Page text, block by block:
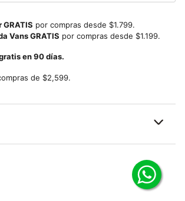
por compras desde $1.799.
Retiro en Tienda Vans GRATIS por compras desde $1.199.
en 90 días.
de $2,599.